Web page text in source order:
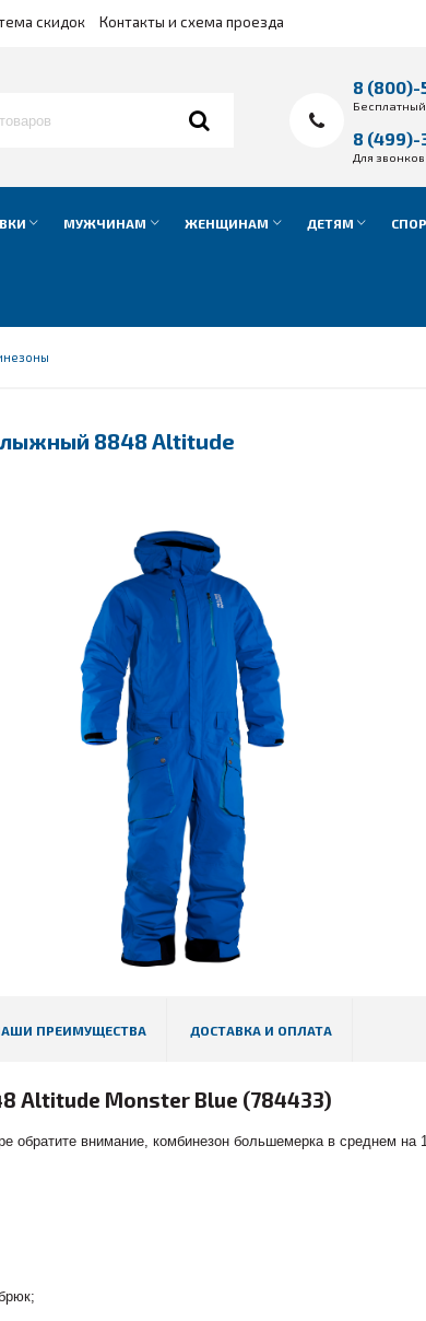
скидок Контакты и схема проезда
8
8
Для
МУЖЧИНАМ ЖЕНЩИНАМ ДЕТЯМ
8848 Altitude
ПРЕИМУЩЕСТВА ДОСТАВКА И ОПЛАТА
Altitude Monster Blue (784433)
обратите внимание, комбинезон большемерка в среднем на